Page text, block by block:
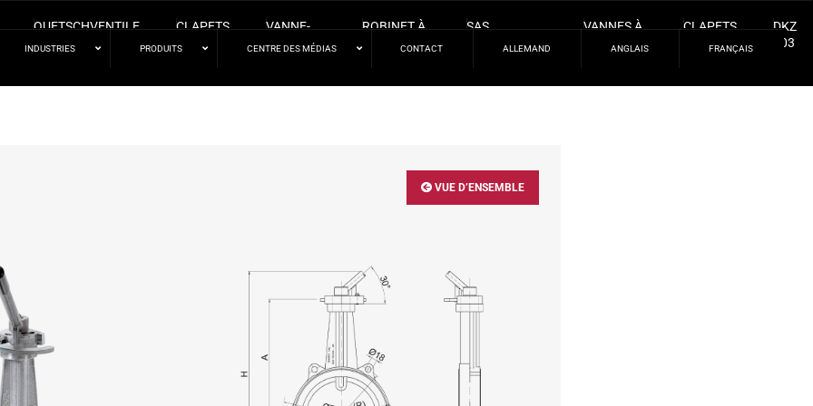
INDUSTRIES PRODUITS CENTRE DES MÉDIAS CONTACT ALLEMAND ANGLAIS FRANÇAIS
QUETSCHVENTILE
CLAPETS
ANTI-
VANNE-
PAPILLON
ROBINET À
BOISSEAU
SAS
SÉQUENTIELS
VANNES À
MANCHON
CLAPETS
ANTI-
DKZ
103
VUE D’ENSEMBLE